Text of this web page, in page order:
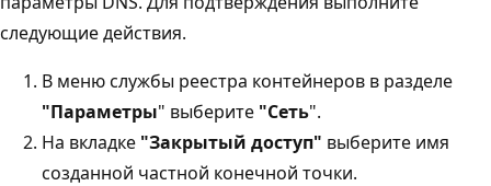
следующие действия.
В меню службы реестра контейнеров в разделе
"Параметры" выберите "Сеть".
На вкладке "Закрытый доступ" выберите имя
созданной частной конечной точки.